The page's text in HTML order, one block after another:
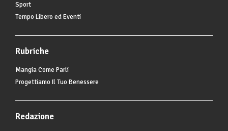
Sport
Tempo Libero ed Eventi
Rubriche
Mangia Come Parli
Progettiamo Il Tuo Benessere
Redazione